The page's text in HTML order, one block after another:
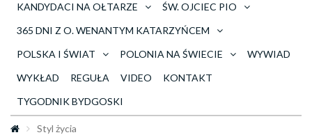
KANDYDACI NA OŁTARZE
ŚW. OJCIEC PIO
365 DNI Z O. WENANTYM KATARZYŃCEM
POLSKA I ŚWIAT
POLONIA NA ŚWIECIE
WYWIAD
WYKŁAD
REGUŁA VIDEO
KONTAKT
TYGODNIK BYDGOSKI
Styl życia